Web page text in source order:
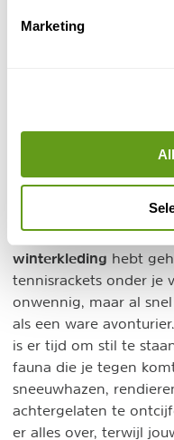
Marketing
winterkleding hebt
tennisrackets onder je
onwennig, maar al
als een ware
is er tijd om stil te
fauna die je tegen
sneeuwhazen,
achtergelaten te
er alles over, terwijl